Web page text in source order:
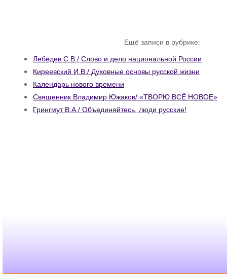
Ещё записи в рубрике:
Лебедев С.В./ Слово и дело национальной России
Киреевский И.В./ Духовные основы русской жизни
Календарь нового времени
Священник Владимир Южаков/ «ТВОРЮ ВСЁ НОВОЕ»
Грингмут В.А./ Объединяйтесь, люди русские!